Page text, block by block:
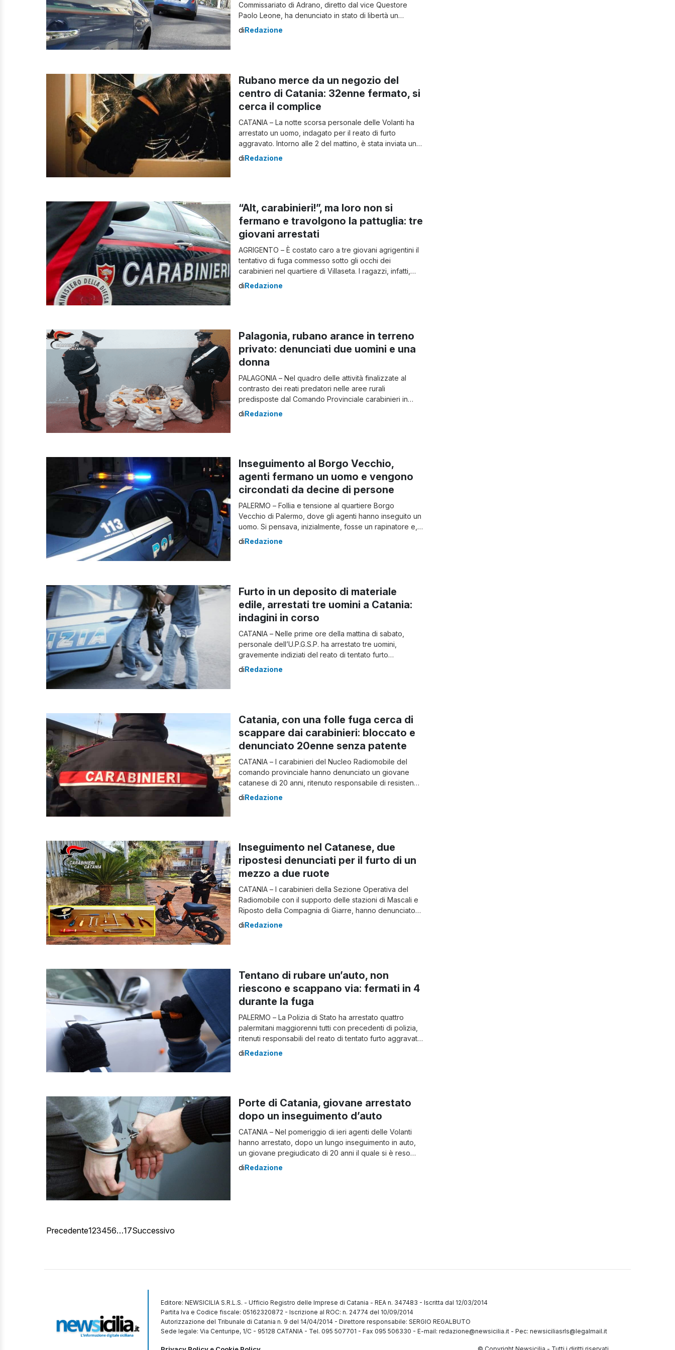
Commissariato di Adrano, diretto dal vice Questore
Paolo Leone, ha denunciato in stato di libertà un
ragazzo di 22 anni, indagato dei reati di furto
diRedazione
Rubano merce da un negozio del
centro di Catania: 32enne fermato, si
cerca il complice
CATANIA – La notte scorsa personale delle Volanti ha
arrestato un uomo, indagato per il reato di furto
aggravato. Intorno alle 2 del mattino, è stata inviata una
Volante in un negozio del centro, dove era stato
diRedazione
“Alt, carabinieri!”, ma loro non si
fermano e travolgono la pattuglia: tre
giovani arrestati
AGRIGENTO – È costato caro a tre giovani agrigentini il
tentativo di fuga commesso sotto gli occhi dei
carabinieri nel quartiere di Villaseta. I ragazzi, infatti,
non si sono fermati al posto di blocco che era stato
diRedazione
Palagonia, rubano arance in terreno
privato: denunciati due uomini e una
donna
PALAGONIA – Nel quadro delle attività finalizzate al
contrasto dei reati predatori nelle aree rurali
predisposte dal Comando Provinciale carabinieri in
linea con le direttive strategiche della Prefettura, i
diRedazione
Inseguimento al Borgo Vecchio,
agenti fermano un uomo e vengono
circondati da decine di persone
PALERMO – Follia e tensione al quartiere Borgo
Vecchio di Palermo, dove gli agenti hanno inseguito un
uomo. Si pensava, inizialmente, fosse un rapinatore e,
invece, fuggiva perché aveva con sé della sostanza
diRedazione
Furto in un deposito di materiale
edile, arrestati tre uomini a Catania:
indagini in corso
CATANIA – Nelle prime ore della mattina di sabato,
personale dell’U.P.G.S.P. ha arrestato tre uomini,
gravemente indiziati del reato di tentato furto
aggravato in concorso. Intorno alle 5, diversi equipaggi
diRedazione
Catania, con una folle fuga cerca di
scappare dai carabinieri: bloccato e
denunciato 20enne senza patente
CATANIA – I carabinieri del Nucleo Radiomobile del
comando provinciale hanno denunciato un giovane
catanese di 20 anni, ritenuto responsabile di resistenza
a pubblico ufficiale. L’equipaggio della Radiomobile, nel
diRedazione
Inseguimento nel Catanese, due
ripostesi denunciati per il furto di un
mezzo a due ruote
CATANIA – I carabinieri della Sezione Operativa del
Radiomobile con il supporto delle stazioni di Mascali e
Riposto della Compagnia di Giarre, hanno denunciato
perché ritenuti gravemente indiziati di furto aggravato
diRedazione
Tentano di rubare un’auto, non
riescono e scappano via: fermati in 4
durante la fuga
PALERMO – La Polizia di Stato ha arrestato quattro
palermitani maggiorenni tutti con precedenti di polizia,
ritenuti responsabili del reato di tentato furto aggravato
in concorso. In questo caso l’intervento immediato e
diRedazione
Porte di Catania, giovane arrestato
dopo un inseguimento d’auto
CATANIA – Nel pomeriggio di ieri agenti delle Volanti
hanno arrestato, dopo un lungo inseguimento in auto,
un giovane pregiudicato di 20 anni il quale si è reso
responsabile dei reati di resistenza a pubblico ufficiale,
di Redazione
Precedente123456…17Successivo
Editore: NEWSICILIA S.R.L.S. - Ufficio Registro delle Imprese di Catania - REA n. 347483 - Iscritta dal 12/03/2014
Partita Iva e Codice fiscale: 05162320872 - Iscrizione al ROC: n. 24774 del 10/09/2014
Autorizzazione del Tribunale di Catania n. 9 del 14/04/2014 - Direttore responsabile: SERGIO REGALBUTO
Sede legale: Via Centuripe, 1/C - 95128 CATANIA - Tel. 095 507701 - Fax 095 506330 - E-mail: redazione@newsicilia.it - Pec: newsiciliasrls@legalmail.it